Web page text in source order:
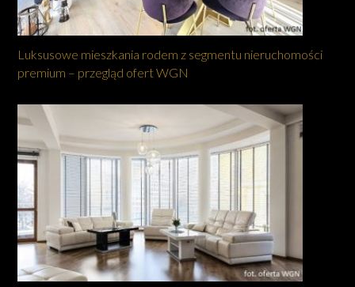
Luksusowe mieszkania rodem z segmentu nieruchomości
premium – przegląd ofert WGN